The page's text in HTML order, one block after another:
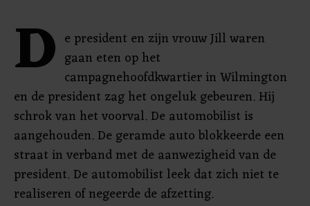
D e president en zijn vrouw Jill waren
gaan eten op het
campagnehoofdkwartier in Wilmington
en de president zag het ongeluk gebeuren. Hij
schrok van het voorval. De automobilist is
aangehouden. De geramde auto blokkeerde een
straat in verband met de aanwezigheid van de
president. De automobilist leek dat zich niet te
realiseren of negeerde de afzetting.